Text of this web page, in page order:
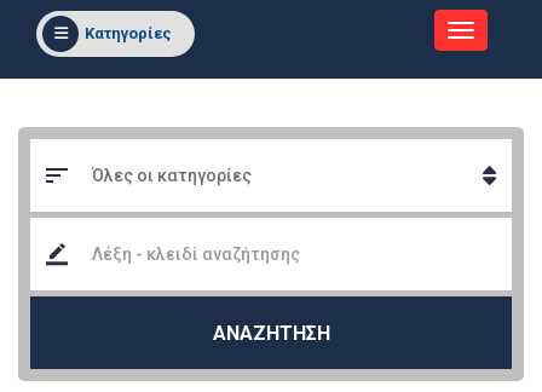
Κατηγορίες
ΑΝΑΖΗΤΗΣΗ